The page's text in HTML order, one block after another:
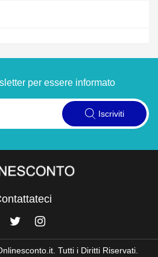
per essere informato
Iscriviti
Tutti i Diritti Riservati.